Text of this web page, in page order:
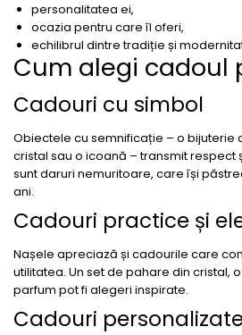
personalitatea ei,
ocazia pentru care îl oferi,
echilibrul dintre tradiție și
Cum alegi cadoul
Cadouri cu simbol
Obiectele cu semnificație – o bijuterie
cristal sau o icoană – transmit respect
sunt daruri nemuritoare, care își
ani.
Cadouri practice și
Nașele apreciază și cadourile care
utilitatea. Un set de pahare din cristal,
parfum pot fi alegeri inspirate.
Cadouri